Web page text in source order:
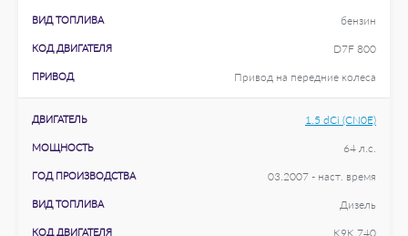
ВИД ТОПЛИВА бензин
КОД ДВИГАТЕЛЯ D7F 800
ПРИВОД Привод на передние колеса
ДВИГАТЕЛЬ 1.5 dCi (CN0E)
МОЩНОСТЬ 64 л.с.
ГОД ПРОИЗВОДСТВА 03.2007 - наст. время
ВИД ТОПЛИВА Дизель
КОД ДВИГАТЕЛЯ K9K 740